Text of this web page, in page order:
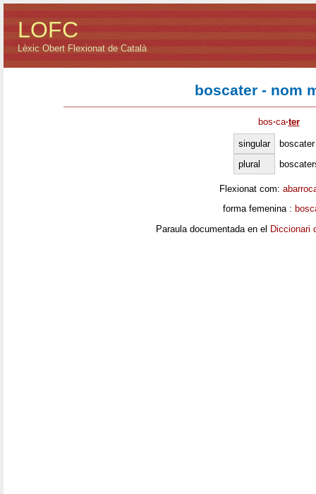
LOFC
Lèxic Obert Flexionat de Català
boscater - nom
bos·ca·ter
singular
boscater
plural
Flexionat com:
forma femenina :
Paraula documentada en el Diccionari